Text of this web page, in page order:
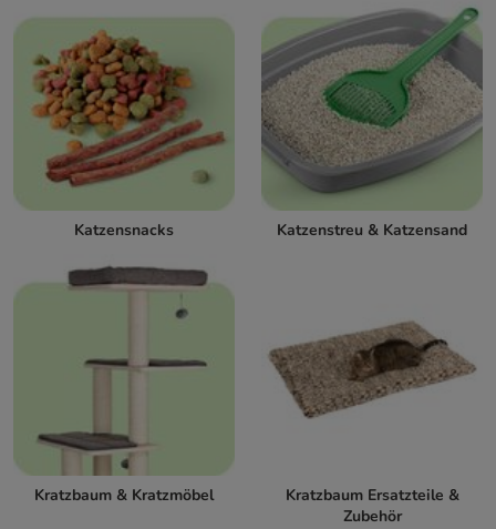
Katzensnacks Katzenstreu & Katzensand
Kratzbaum & Kratzmöbel
Kratzbaum Ersatzteile &
Zubehör